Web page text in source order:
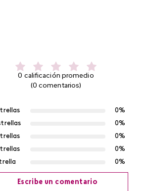
0 calificación promedio
(0 comentarios)
0%
0%
0%
0%
0%
Escribe un comentario